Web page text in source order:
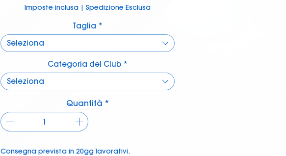
Imposte inclusa | Spedizione Esclusa
Taglia *
Seleziona
Categoria del Club *
Seleziona
Quantità *
Consegna prevista in 20gg lavorativi.